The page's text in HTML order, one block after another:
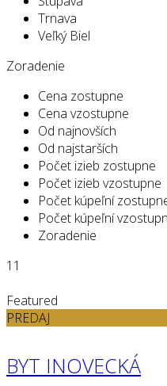
Trnava
Veľký Biel
Zoradenie
Cena zostupne
Cena vzostupne
Od najnovších
Od najstarších
Počet izieb zostupne
Počet izieb vzostupne
Počet kúpeľní
Počet kúpeľní
Zoradenie
11
Featured
PREDAJ
BYT INOVECKÁ